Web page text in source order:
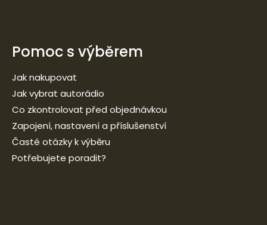
Pomoc s výběrem
Jak nakupovat
Jak vybrat autorádio
Co zkontrolovat před objednávkou
Zapojení, nastavení a příslušenství
Časté otázky k výběru
Potřebujete poradit?